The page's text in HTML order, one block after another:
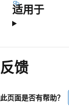
适用于
反馈
此页面是否有帮助？